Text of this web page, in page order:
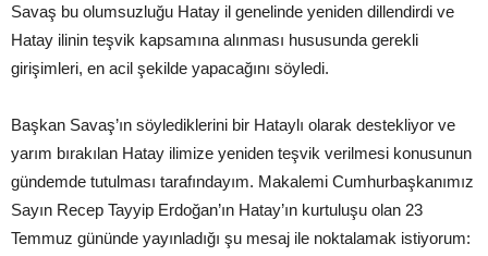
Savaş bu olumsuzluğu Hatay il genelinde yeniden dillendirdi ve
Hatay ilinin teşvik kapsamına alınması hususunda gerekli
girişimleri, en acil şekilde yapacağını söyledi.
Başkan Savaş’ın söylediklerini bir Hataylı olarak destekliyor ve
yarım bırakılan Hatay ilimize yeniden teşvik verilmesi konusunun
gündemde tutulması tarafındayım. Makalemi Cumhurbaşkanımız
Sayın Recep Tayyip Erdoğan’ın Hatay’ın kurtuluşu olan 23
Temmuz gününde yayınladığı şu mesaj ile noktalamak istiyorum: